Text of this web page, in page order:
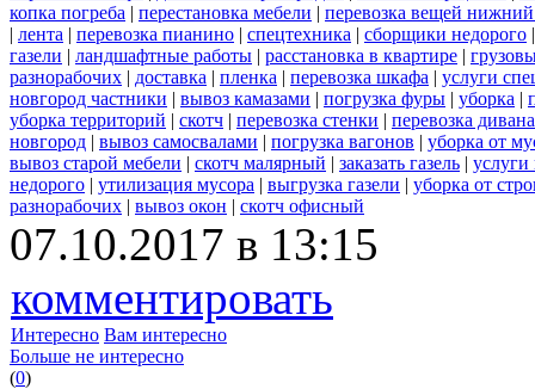
копка погреба | перестановка мебели | перевозка вещей
| лента | перевозка пианино | спецтехника | сборщики недорого
газели | ландшафтные работы | расстановка в квартире |
разнорабочих | доставка | пленка | перевозка шкафа | услуги
новгород частники | вывоз камазами | погрузка фуры | уборка |
уборка территорий | скотч | перевозка стенки | перевозка дивана
новгород | вывоз самосвалами | погрузка вагонов | уборка от
вывоз старой мебели | скотч малярный | заказать газель | услуги
недорого | утилизация мусора | выгрузка газели | уборка от
разнорабочих | вывоз окон | скотч офисный
07.10.2017 в 13:15
комментировать
Интересно Вам интересно
Больше не интересно
(0)